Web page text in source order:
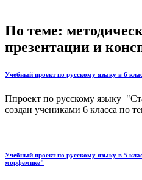
По теме:
презентации и
Учебный проект по русскому языку в 6
Ппроект по русскому языку
создан учениками 6 класса по
Учебный проект по русскому языку в 5
морфемике"